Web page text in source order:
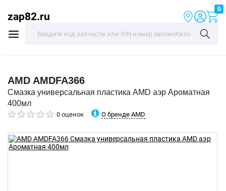
zap82.ru
0
AMD AMDFA366
Смазка универсальная пластика AMD аэр Ароматная
400мл
0 оценок О бренде AMD